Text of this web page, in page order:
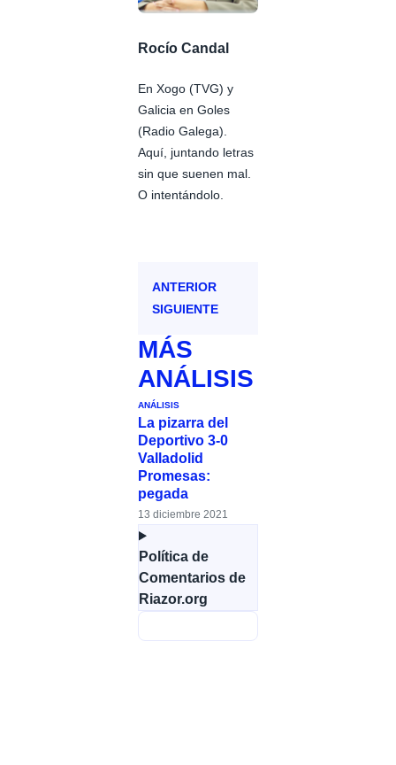
Rocío Candal
En Xogo (TVG) y
Galicia en Goles
(Radio Galega).
Aquí, juntando letras
sin que suenen mal.
O intentándolo.
ANTERIOR
SIGUIENTE
MÁS
ANÁLISIS
ANÁLISIS
La pizarra del
Deportivo 3-0
Valladolid
Promesas:
pegada
13 diciembre 2021
Política de
Comentarios de
Riazor.org